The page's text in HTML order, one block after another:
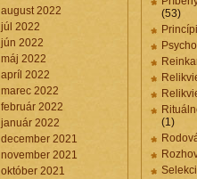
august 2022
júl 2022
jún 2022
máj 2022
apríl 2022
marec 2022
február 2022
január 2022
december 2021
november 2021
október 2021
(53)
(1)